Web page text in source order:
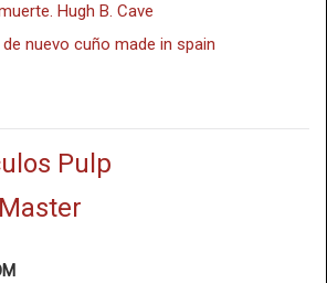
Hugh B. Cave
nuevo cuño made in spain
Pulp